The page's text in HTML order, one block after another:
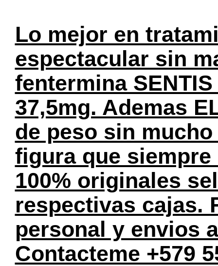
Lo mejor en
espectacular sin
fentermina
37,5mg. Ademas
de peso sin
figura que
100% originales
respectivas cajas.
personal y envios
Contacteme +579